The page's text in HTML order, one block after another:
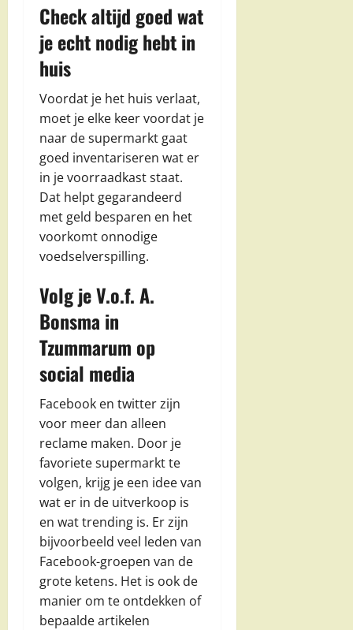
Check altijd goed wat
je echt nodig hebt in
huis
Voordat je het huis verlaat,
moet je elke keer voordat je
naar de supermarkt gaat
goed inventariseren wat er
in je voorraadkast staat.
Dat helpt gegarandeerd
met geld besparen en het
voorkomt onnodige
voedselverspilling.
Volg je V.o.f. A.
Bonsma in
Tzummarum op
social media
Facebook en twitter zijn
voor meer dan alleen
reclame maken. Door je
favoriete supermarkt te
volgen, krijg je een idee van
wat er in de uitverkoop is
en wat trending is. Er zijn
bijvoorbeeld veel leden van
Facebook-groepen van de
grote ketens. Het is ook de
manier om te ontdekken of
bepaalde artikelen